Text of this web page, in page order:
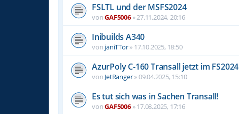
FSLTL und der MSFS2024
vonGAF5006»27.11.2024, 20:16
Inibuilds A340
von janiTTor» 17.10.2025, 18:50
AzurPoly C-160 Transall jetzt im FS2024
von JetRanger»09.04.2025, 15:10
Es tut sich was in Sachen Transall!
vonGAF5006»17.08.2025, 17:16